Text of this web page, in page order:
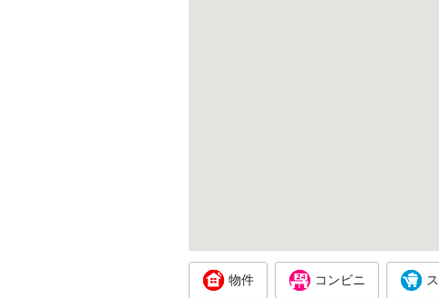
物件 コンビニ